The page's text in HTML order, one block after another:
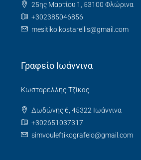
25ης Μαρτίου 1, 53100 Φλώρινα
+302385046856
mesitiko.kostarellis@gmail.com
Γραφείο Ιωάννινα
Κωσταρελλης-Τζίκας
Δωδώνης 6, 45322 Ιωάννινα
+302651037317
simvouleftikografeio@gmail.com